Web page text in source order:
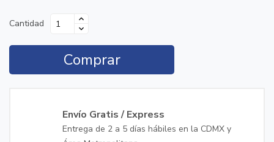
Cantidad
Comprar
Envío Gratis / Express
Entrega de 2 a 5 días hábiles en la CDMX y